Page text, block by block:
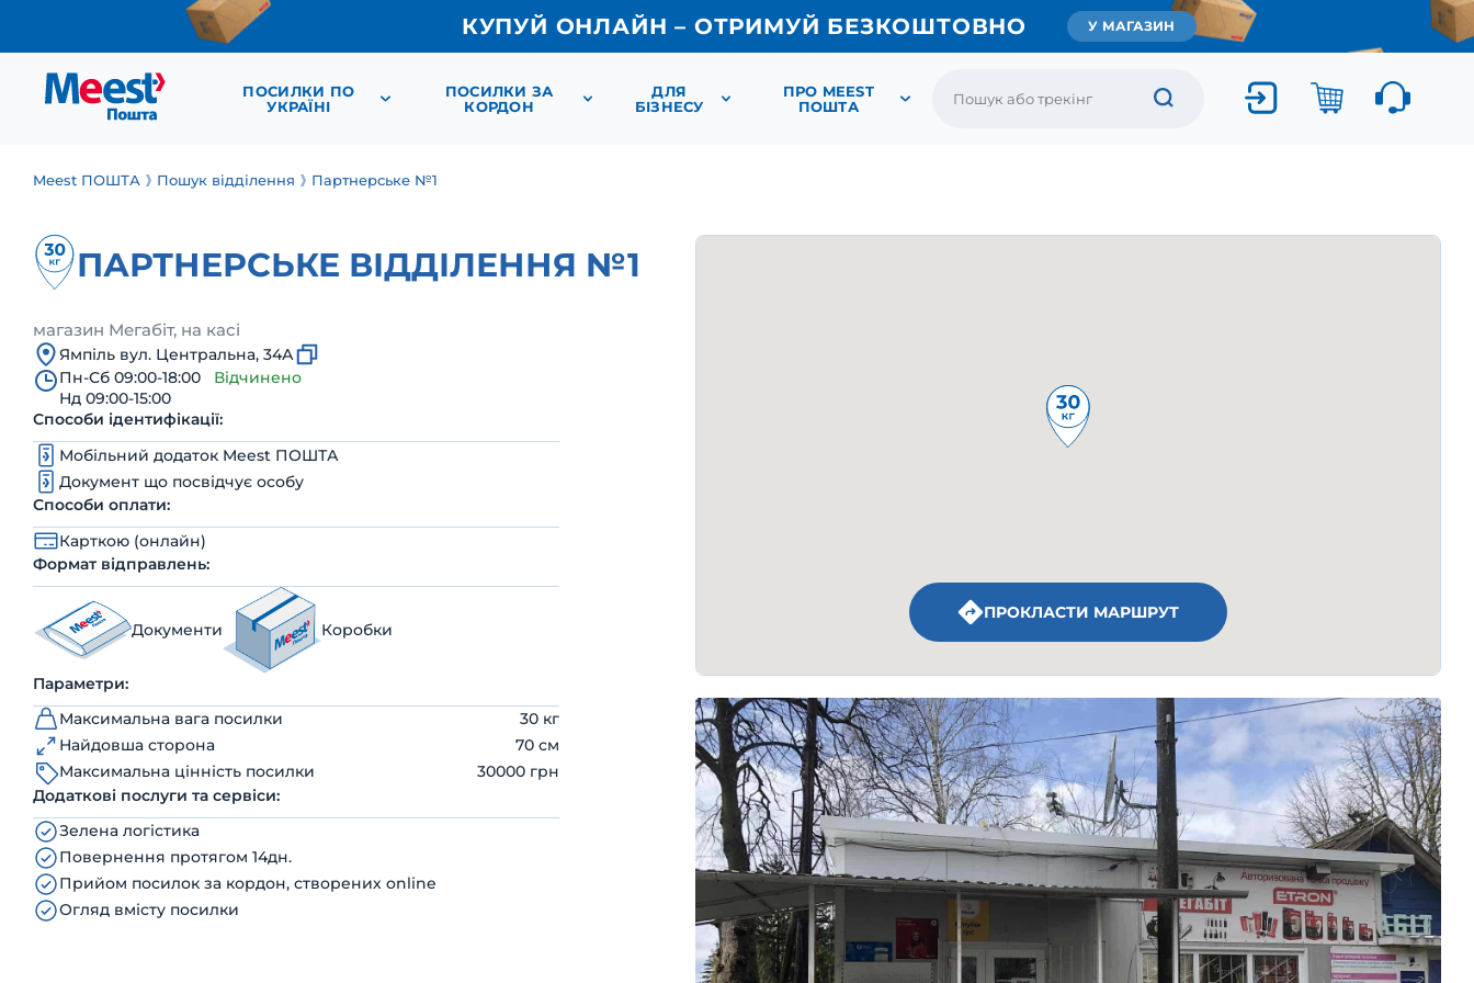
КУПУЙ ОНЛАЙН – ОТРИМУЙ БЕЗКОШТОВНО У МАГАЗИН
ПОСИЛКИ ПО
УКРАЇНІ
ПОСИЛКИ ЗА
КОРДОН
ДЛЯ
БІЗНЕСУ
ПРО MEEST
ПОШТА
Meest ПОШТА Пошук відділення Партнерське №1
ПАРТНЕРСЬКЕ ВІДДІЛЕННЯ №1
магазин Мегабіт, на касі
Ямпіль вул. Центральна, 34А
Пн-Сб 09:00-18:00
Відчинено
Нд 09:00-15:00
Способи ідентифікації:
Мобільний додаток Meest ПОШТА
Документ що посвідчує особу
Способи оплати:
Карткою (онлайн)
Формат відправлень:
Документи Коробки
Параметри:
Максимальна вага посилки
30 кг
Найдовша сторона
70 см
Максимальна цінність посилки
30000 грн
Додаткові послуги та сервіси:
Зелена логістика
Повернення протягом 14дн.
Прийом посилок за кордон, створених online
Огляд вмісту посилки
ПРОКЛАСТИ МАРШРУТ